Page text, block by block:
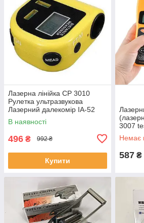
Лазерна лінійка CP 3010
Рулетка ультразвукова
Лазерний далекомір IA-52
В наявності
496 ₴ 992 ₴
Купити
3007
Немає
587 ₴